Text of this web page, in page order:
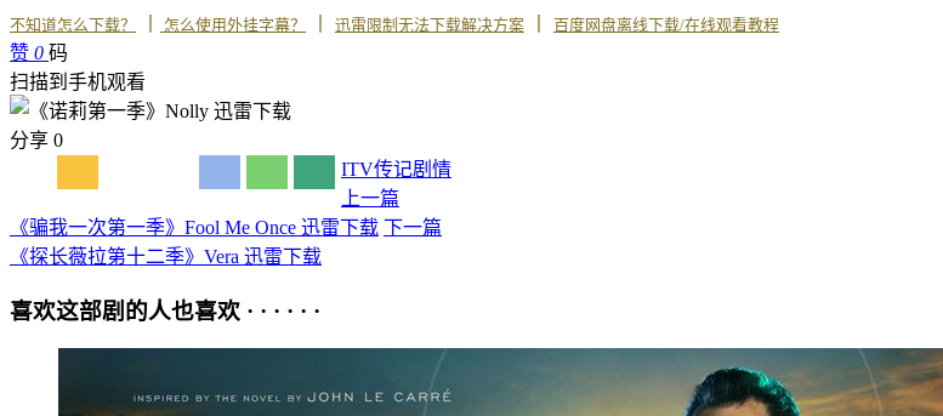
不知道怎么下载？ 怎么使用外挂字幕？ 迅雷限制无法下载解决方案 百度网盘离线下载/在线观看教程
赞 0 码
扫描到手机观看
分享 0
ITV传记剧情
上一篇
《骗我一次第一季》Fool Me Once 迅雷下载 下一篇
《探长薇拉第十二季》Vera 迅雷下载
喜欢这部剧的人也喜欢 · · · · · ·